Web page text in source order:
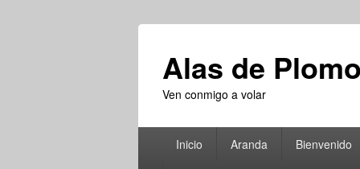
Alas de Plomo
Ven conmigo a volar
principalInicio Aranda Bienvenido